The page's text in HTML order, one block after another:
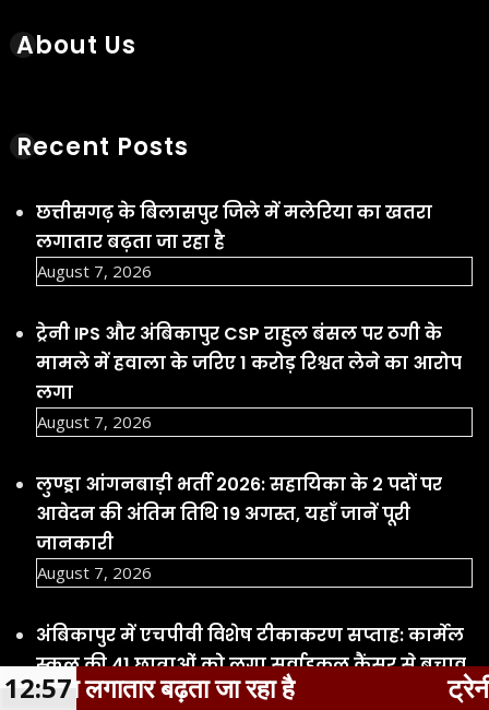
छत्तीसगढ़ के बिलासपुर जिले में मलेरिया का खतरा
मामले में हवाला के जरिए 1 करोड़ रिश्वत लेने का आरोप
लगा
August 7, 2026
लुण्ड्रा आंगनबाड़ी भर्ती 2026: सहायिका के 2 पदों पर
आवेदन की अंतिम तिथि 19 अगस्त, यहाँ जानें पूरी
जानकारी
August 7, 2026
अंबिकापुर में एचपीवी विशेष टीकाकरण सप्ताह: कार्मेल
स्कूल की 41 छात्राओं को लगा सर्वाइकल कैंसर से बचाव
का टीका
August 7, 2026
मुंबई में हुई फिल्म ‘ओह माय डॉग’ की स्पेशल स्क्रीनिंग
के दौरान एक्ट्रेस रवीना टंडन पर एक कुत्ता झपट पड़ा
August 7, 2026ट्रेनी IPS और अंबिकापुर CSP
12:58